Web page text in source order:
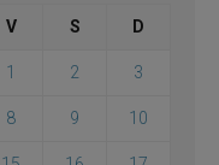
V S D
1 2 3
8 9 10